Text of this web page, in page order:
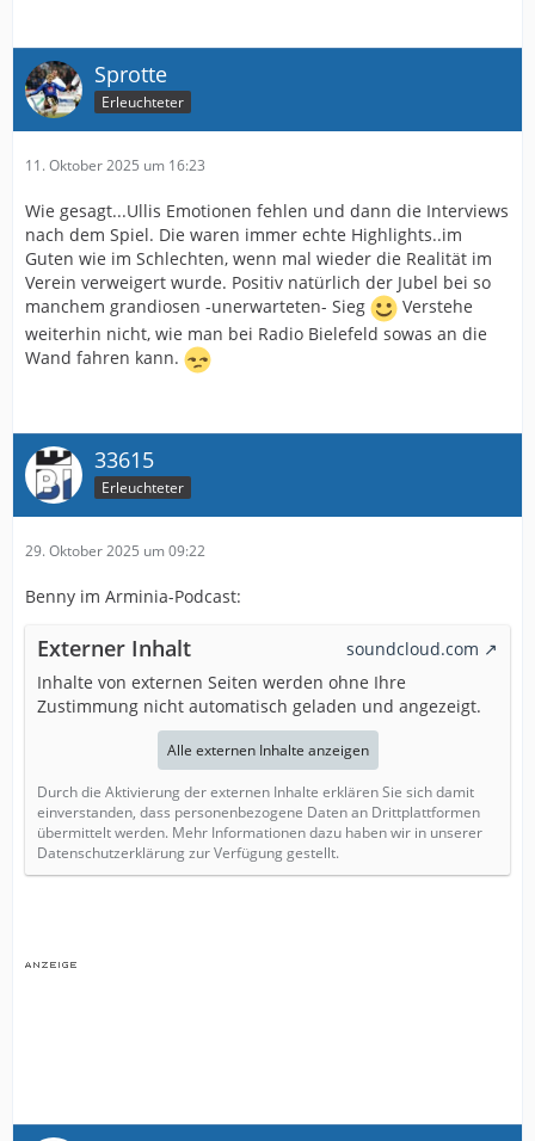
Sprotte
Erleuchteter
11. Oktober 2025 um 16:23
Wie gesagt...Ullis Emotionen fehlen und dann die Interviews
nach dem Spiel. Die waren immer echte Highlights..im
Guten wie im Schlechten, wenn mal wieder die Realität im
Verein verweigert wurde. Positiv natürlich der Jubel bei so
manchem grandiosen -unerwarteten- Sieg
Verstehe
weiterhin nicht, wie man bei Radio Bielefeld sowas an die
Wand fahren kann.
33615
Erleuchteter
29. Oktober 2025 um 09:22
Benny im Arminia-Podcast:
Externer Inhalt
soundcloud.com
Inhalte von externen Seiten werden ohne Ihre
Zustimmung nicht automatisch geladen und angezeigt.
Alle externen Inhalte anzeigen
Durch die Aktivierung der externen Inhalte erklären Sie sich damit
einverstanden, dass personenbezogene Daten an Drittplattformen
übermittelt werden. Mehr Informationen dazu haben wir in unserer
Datenschutzerklärung zur Verfügung gestellt.